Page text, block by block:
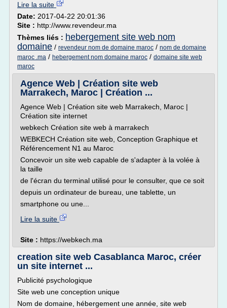
Lire la suite
Date: 2017-04-22 20:01:36
Site : http://www.revendeur.ma
Thèmes liés : hebergement site web nom
domaine / revendeur nom de domaine maroc / nom de domaine
maroc .ma / hebergement nom domaine maroc / domaine site web
maroc
Agence Web | Création site web
Marrakech, Maroc | Création ...
Agence Web | Création site web Marrakech, Maroc |
Création site internet
webkech Création site web à marrakech
WEBKECH Création site web, Conception Graphique et
Référencement N1 au Maroc
Concevoir un site web capable de s'adapter à la volée à
la taille
de l'écran du terminal utilisé pour le consulter, que ce soit
depuis un ordinateur de bureau, une tablette, un
smartphone ou une...
Lire la suite
Site : https://webkech.ma
creation site web Casablanca Maroc, créer
un site internet ...
Publicité psychologique
Site web une conception unique
Nom de domaine, hébergement une année, site web